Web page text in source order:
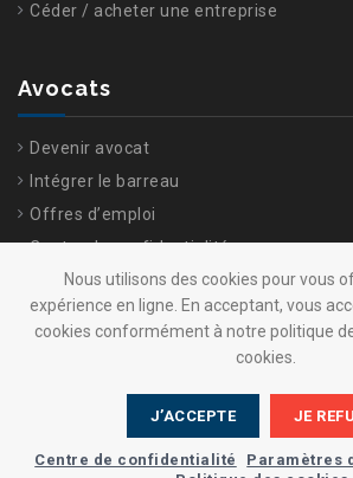
Céder / acheter une entreprise
Avocats
Devenir avocat
Intégrer le barreau
Offres d’emploi
Centre de confidentialité
Agence- komelya- Création site
Nous utilisons des cookies pour vous
expérience en ligne. En acceptant, vous
cookies conformément à notre politique
cookies.
J’ACCEPTE JE
Centre de confidentialité
Paramètres